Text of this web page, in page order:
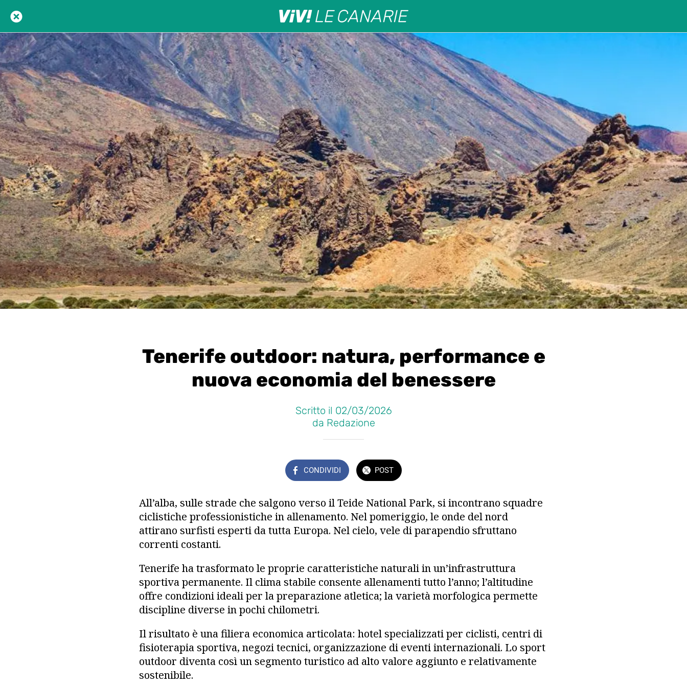
Tenerife outdoor: natura, performance e
nuova economia del benessere
Scritto il 02/03/2026
da Redazione
CONDIVIDI POST
All’alba, sulle strade che salgono verso il Teide National Park, si incontrano squadre
ciclistiche professionistiche in allenamento. Nel pomeriggio, le onde del nord
attirano surfisti esperti da tutta Europa. Nel cielo, vele di parapendio sfruttano
correnti costanti.
Tenerife ha trasformato le proprie caratteristiche naturali in un’infrastruttura
sportiva permanente. Il clima stabile consente allenamenti tutto l’anno; l’altitudine
offre condizioni ideali per la preparazione atletica; la varietà morfologica permette
discipline diverse in pochi chilometri.
Il risultato è una filiera economica articolata: hotel specializzati per ciclisti, centri di
fisioterapia sportiva, negozi tecnici, organizzazione di eventi internazionali. Lo sport
outdoor diventa così un segmento turistico ad alto valore aggiunto e relativamente
sostenibile.